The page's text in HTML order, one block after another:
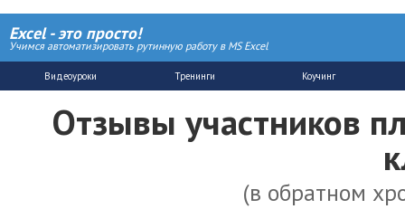
Excel - это просто!
Учимся автоматизировать рутинную работу в MS Excel
Отзывы участников
(в обратном